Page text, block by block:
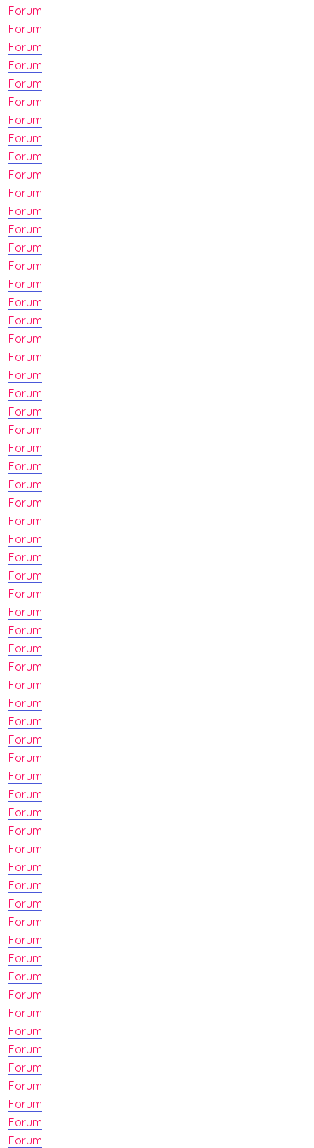
Forum
Forum
Forum
Forum
Forum
Forum
Forum
Forum
Forum
Forum
Forum
Forum
Forum
Forum
Forum
Forum
Forum
Forum
Forum
Forum
Forum
Forum
Forum
Forum
Forum
Forum
Forum
Forum
Forum
Forum
Forum
Forum
Forum
Forum
Forum
Forum
Forum
Forum
Forum
Forum
Forum
Forum
Forum
Forum
Forum
Forum
Forum
Forum
Forum
Forum
Forum
Forum
Forum
Forum
Forum
Forum
Forum
Forum
Forum
Forum
Forum
Forum
Forum